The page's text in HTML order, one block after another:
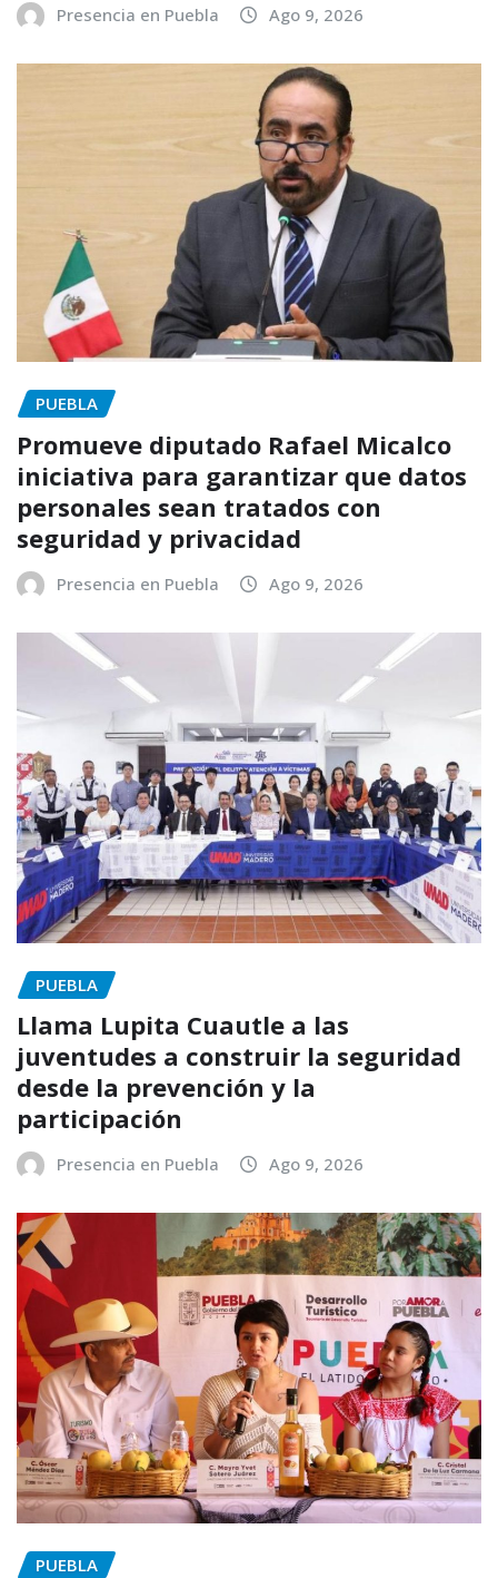
Presencia en Puebla Ago 9, 2026
PUEBLA
Promueve diputado Rafael Micalco
iniciativa para garantizar que datos
personales sean tratados con
seguridad y privacidad
Presencia en Puebla Ago 9, 2026
PUEBLA
Llama Lupita Cuautle a las
juventudes a construir la seguridad
desde la prevención y la
participación
Presencia en Puebla Ago 9, 2026
PUEBLA